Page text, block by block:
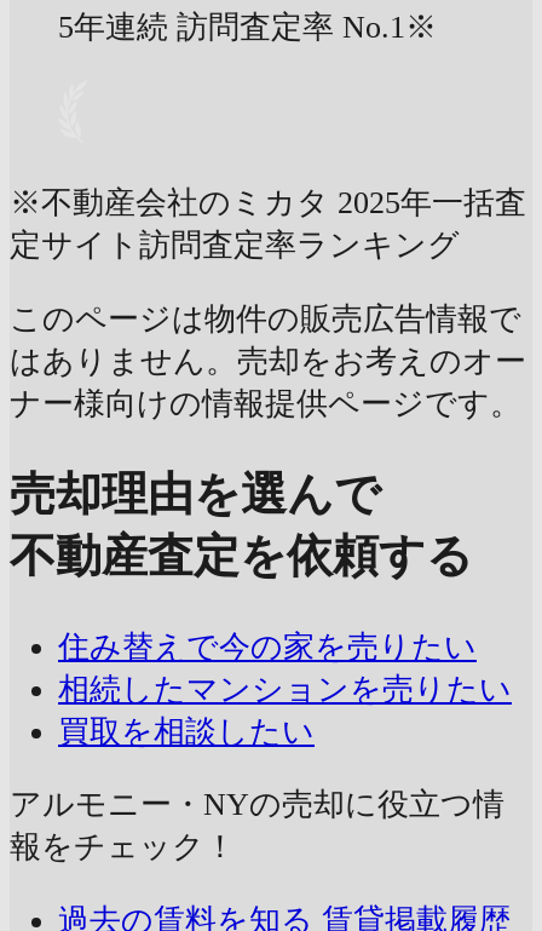
5年連続 訪問査定率 No.1※
※不動産会社のミカタ 2025年一括査
定サイト訪問査定率ランキング
このページは物件の販売広告情報で
はありません。売却をお考えのオー
ナー様向けの情報提供ページです。
売却理由を選んで
不動産査定を依頼する
住み替えで今の家を売りたい
相続したマンションを売りたい
買取を相談したい
アルモニー・NYの売却に役立つ情
報をチェック！
過去の賃料を知る 賃貸掲載履歴